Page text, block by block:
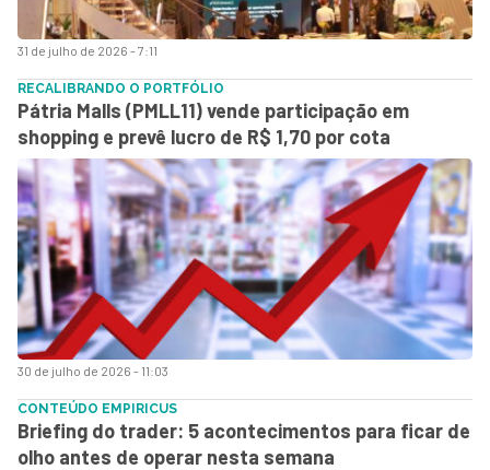
31 de julho de 2026 - 7:11
30 de julho de 2026 - 11:03
RECALIBRANDO O PORTFÓLIO
Pátria Malls (PMLL11) vende participação em
shopping e prevê lucro de R$ 1,70 por cota
CONTEÚDO EMPIRICUS
Briefing do trader: 5 acontecimentos para ficar de
olho antes de operar nesta semana